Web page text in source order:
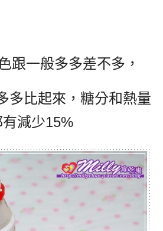
跟一般多多差不多，
多比起來，糖分和熱量
減少15%